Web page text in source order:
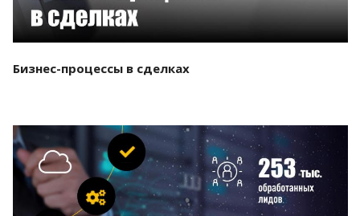
Бизнес-процессы в сделках